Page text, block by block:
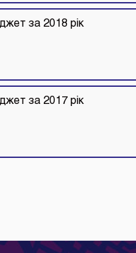
за 2018 рік
за 2017 рік